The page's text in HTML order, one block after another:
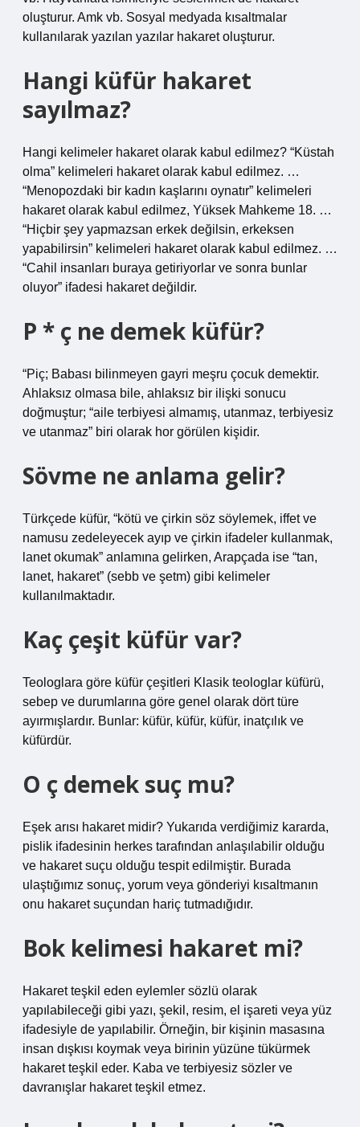
oluşturur. Amk vb. Sosyal medyada kısaltmalar
kullanılarak yazılan yazılar hakaret oluşturur.
Hangi küfür hakaret
sayılmaz?
Hangi kelimeler hakaret olarak kabul edilmez? “Küstah
olma” kelimeleri hakaret olarak kabul edilmez. …
“Menopozdaki bir kadın kaşlarını oynatır” kelimeleri
hakaret olarak kabul edilmez, Yüksek Mahkeme 18. …
“Hiçbir şey yapmazsan erkek değilsin, erkeksen
yapabilirsin” kelimeleri hakaret olarak kabul edilmez. …
“Cahil insanları buraya getiriyorlar ve sonra bunlar
oluyor” ifadesi hakaret değildir.
P * ç ne demek küfür?
“Piç; Babası bilinmeyen gayri meşru çocuk demektir.
Ahlaksız olmasa bile, ahlaksız bir ilişki sonucu
doğmuştur; “aile terbiyesi almamış, utanmaz, terbiyesiz
ve utanmaz” biri olarak hor görülen kişidir.
Sövme ne anlama gelir?
Türkçede küfür, “kötü ve çirkin söz söylemek, iffet ve
namusu zedeleyecek ayıp ve çirkin ifadeler kullanmak,
lanet okumak” anlamına gelirken, Arapçada ise “tan,
lanet, hakaret” (sebb ve şetm) gibi kelimeler
kullanılmaktadır.
Kaç çeşit küfür var?
Teologlara göre küfür çeşitleri Klasik teologlar küfürü,
sebep ve durumlarına göre genel olarak dört türe
ayırmışlardır. Bunlar: küfür, küfür, küfür, inatçılık ve
küfürdür.
O ç demek suç mu?
Eşek arısı hakaret midir? Yukarıda verdiğimiz kararda,
pislik ifadesinin herkes tarafından anlaşılabilir olduğu
ve hakaret suçu olduğu tespit edilmiştir. Burada
ulaştığımız sonuç, yorum veya gönderiyi kısaltmanın
onu hakaret suçundan hariç tutmadığıdır.
Bok kelimesi hakaret mi?
Hakaret teşkil eden eylemler sözlü olarak
yapılabileceği gibi yazı, şekil, resim, el işareti veya yüz
ifadesiyle de yapılabilir. Örneğin, bir kişinin masasına
insan dışkısı koymak veya birinin yüzüne tükürmek
hakaret teşkil eder. Kaba ve terbiyesiz sözler ve
davranışlar hakaret teşkil etmez.